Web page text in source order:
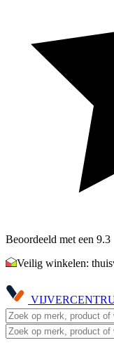
Beoordeeld met een 9.3
Veilig winkelen:
VIJVER